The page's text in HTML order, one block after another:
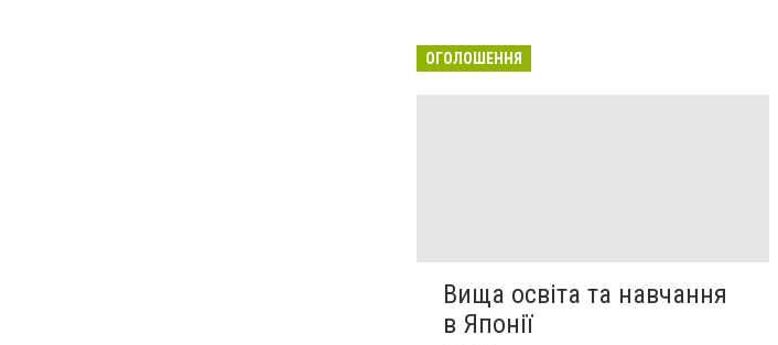
ОГОЛОШЕННЯ
Вища освіта та навчання
в Японії